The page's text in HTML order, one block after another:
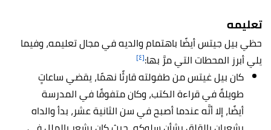
تعليمه
حظي بيل جيتس أيضًا باهتمام والديه في مجال تعليمه، وفيما
يلي أبرز المحطات التي مرَّ بها:[٤]
كان بيل غيتس من طفولته قارئًا نهمًا، يقضي ساعاتٍ
طويلةً في قراءة الكتب، وكان متفوقًا في المدرسة
أيضًا، إلا أنَّه عندما أصبح في سن الثانية عشر، بدأ والداه